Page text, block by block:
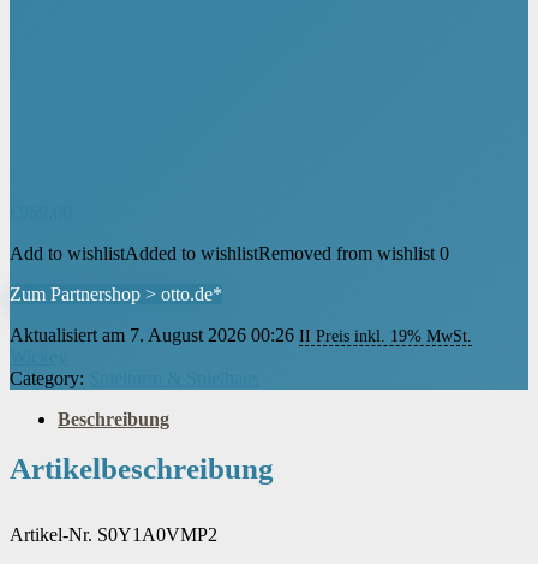
Add to wishlistAdded to wishlistRemoved from wishlist 0
Zum Partnershop > otto.de*
Aktualisiert am 7. August 2026 00:26 II Preis inkl. 19% MwSt.
Category:
Beschreibung
Artikelbeschreibung
Artikel-Nr. S0Y1A0VMP2